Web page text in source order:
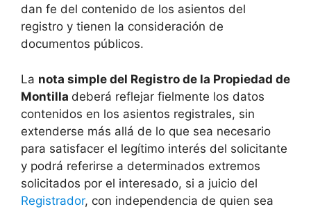
dan fe del contenido de los asientos del
registro y tienen la consideración de
documentos públicos.
La nota simple del Registro de la Propiedad de
Montilla deberá reflejar fielmente los datos
contenidos en los asientos registrales, sin
extenderse más allá de lo que sea necesario
para satisfacer el legítimo interés del solicitante
y podrá referirse a determinados extremos
solicitados por el interesado, si a juicio del
Registrador, con independencia de quien sea